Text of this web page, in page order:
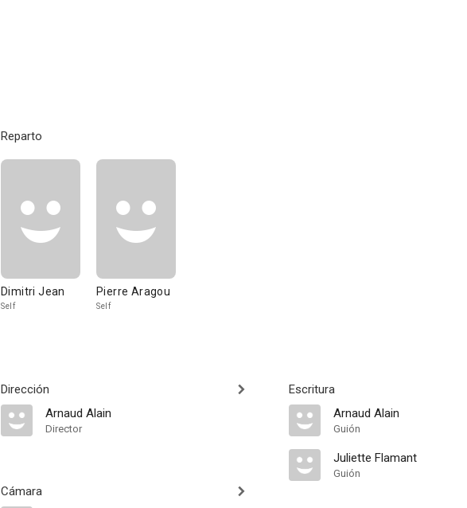
Reparto
Dimitri Jean
Self
Pierre Aragou
Self
Dirección
Arnaud Alain
Director
Cámara
Escritura
Arnaud Alain
Guión
Juliette Flamant
Guión